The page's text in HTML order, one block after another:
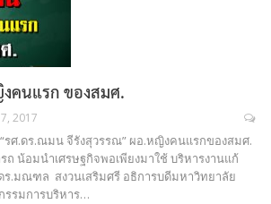
คนแรก ของสมศ.
7, 2017
รศ.ดร.ณมน จีรังสุวรรณ” ผอ.หญิงคนแรกของสมศ.
ถ น้อมนำเศรษฐกิจพอเพียงมาใช้ บริหารงานแก้
.มณฑล สงวนเสริมศรี อธิการบดีมหาวิทยาลัย
รรมการบริหาร…